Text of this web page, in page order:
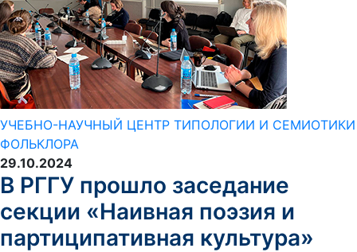
УЧЕБНО-НАУЧНЫЙ ЦЕНТР ТИПОЛОГИИ И СЕМИОТИКИ
ФОЛЬКЛОРА
29.10.2024
В РГГУ прошло заседание
секции «Наивная поэзия и
партиципативная культура»